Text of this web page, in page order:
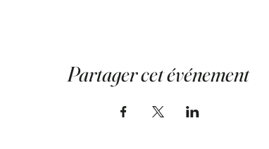
Partager cet événement